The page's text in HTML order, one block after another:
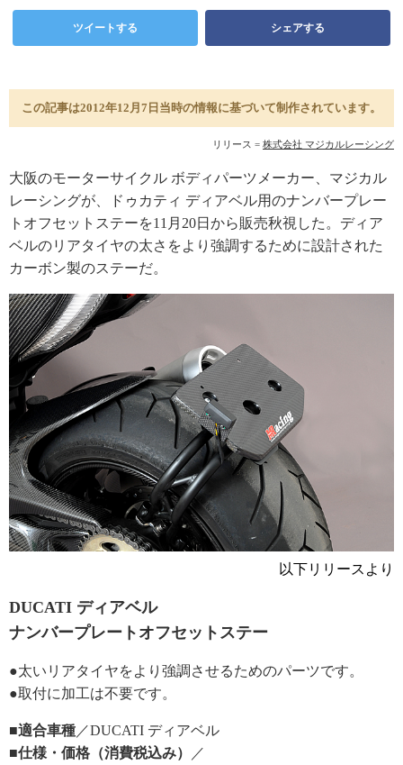
ツイートする シェアする
この記事は2012年12月7日当時の情報に基づいて制作されています。
リリース = 株式会社 マジカルレーシング
大阪のモーターサイクル ボディパーツメーカー、マジカル
レーシングが、ドゥカティ ディアベル用のナンバープレー
トオフセットステーを11月20日から販売秋視した。ディア
ベルのリアタイヤの太さをより強調するために設計された
カーボン製のステーだ。
以下リリースより
DUCATI ディアベル
ナンバープレートオフセットステー
●太いリアタイヤをより強調させるためのパーツです。
●取付に加工は不要です。
■適合車種 ／DUCATI ディアベル
■仕様・価格（消費税込み）
／